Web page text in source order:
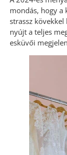
mondás, hogy a
strassz
nyújt a teljes
esküvői